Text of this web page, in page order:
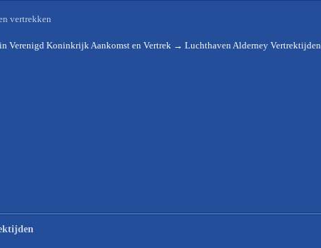
vertrekken
Verenigd Koninkrijk Aankomst en Vertrek → Luchthaven Alderney Vertrektijden